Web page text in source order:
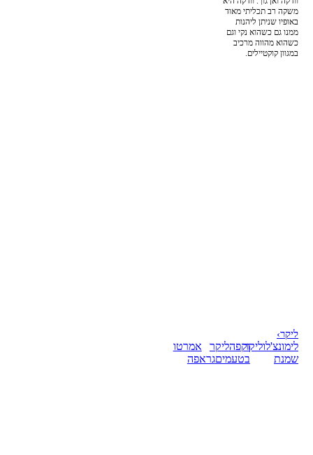
משקה רב תכליתי מאוד
באופיו שניתן ליהנות
ממנו גם כשהוא נקי וגם
כשהוא מהווה מרכיב
במגוון קוקטיילים.
ליקר›
לימונצ'לוליקר
שמנת
וקפהליקר
בטעמיםגראפה
אמרטו